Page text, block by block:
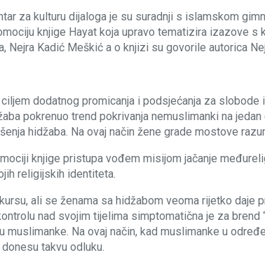
za kulturu dijaloga je su suradnji s islamskom
knjige Hayat koja upravo tematizira izazove s
Nejra Kadić Meškić a o knjizi su govorile autorica
dodatnog promicanja i podsjećanja za
pokrenuo trend pokrivanja nemuslimanki na
hidžaba. Na ovaj način žene grade mostove
knjige pristupa vođem misijom jačanje
religijskih identiteta.
ali se ženama sa hidžabom veoma rijetko
nad svojim tijelima simptomatična je za
Na ovaj način, kad muslimanke u
takvu odluku.